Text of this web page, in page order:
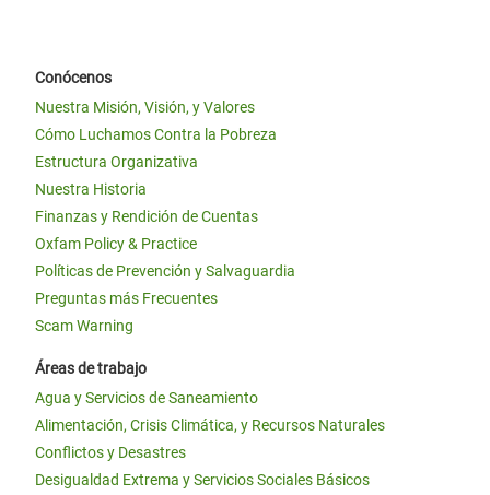
Conócenos
Nuestra Misión, Visión, y Valores
Cómo Luchamos Contra la Pobreza
Estructura Organizativa
Nuestra Historia
Finanzas y Rendición de Cuentas
Oxfam Policy & Practice
Políticas de Prevención y Salvaguardia
Preguntas más Frecuentes
Scam Warning
Áreas de trabajo
Agua y Servicios de Saneamiento
Alimentación, Crisis Climática, y Recursos Naturales
Conflictos y Desastres
Desigualdad Extrema y Servicios Sociales Básicos